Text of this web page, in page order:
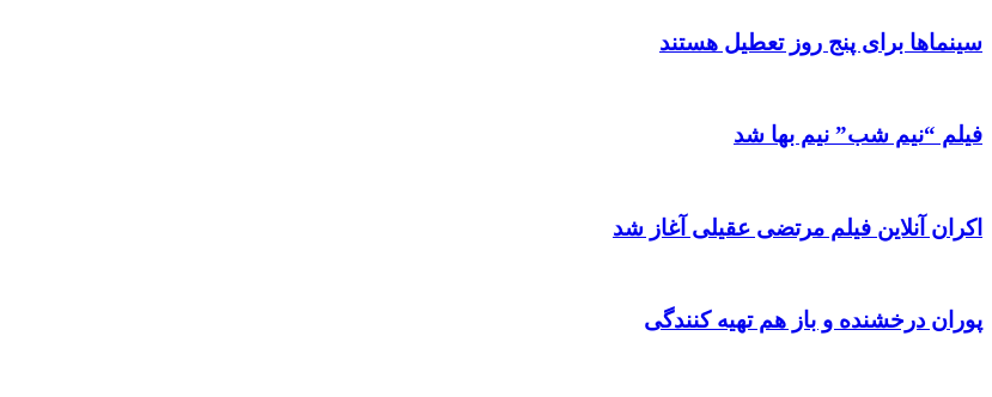
سینماها برای پنج‌ روز تعطیل هستند
فیلم “نیم شب” نیم بها شد
اکران آنلاین فیلم مرتضی عقیلی آغاز شد
پوران درخشنده و باز هم تهیه کنندگی